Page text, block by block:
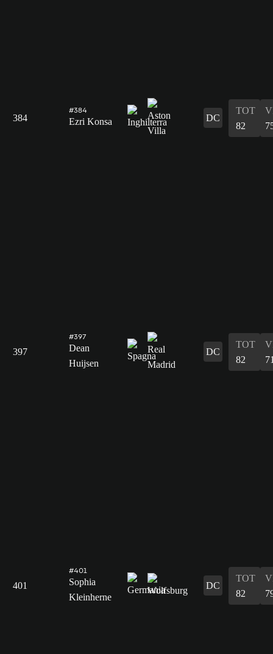
384
#384
Ezri Konsa DC
TOT
82
397
#397
Dean
Huijsen
DC
TOT
82
401
#401
Sophia
Kleinherne
DC
TOT
82